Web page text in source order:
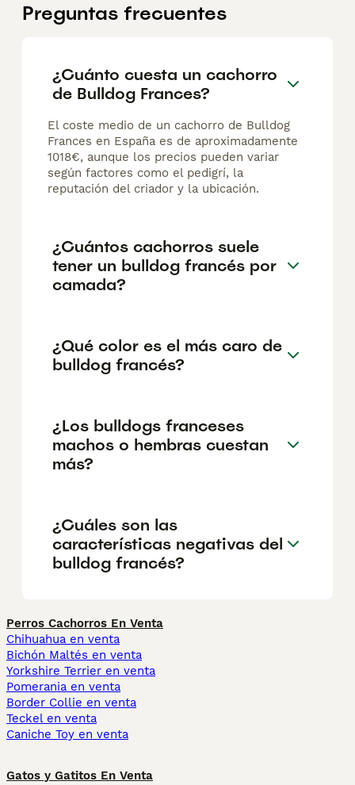
Preguntas frecuentes
¿Cuánto cuesta un cachorro
de Bulldog Frances?
El coste medio de un cachorro de Bulldog
Frances en España es de aproximadamente
1018€, aunque los precios pueden variar
según factores como el pedigrí, la
reputación del criador y la ubicación.
¿Cuántos cachorros suele
tener un bulldog francés por
camada?
¿Qué color es el más caro de
bulldog francés?
¿Los bulldogs franceses
machos o hembras cuestan
más?
¿Cuáles son las
características negativas del
bulldog francés?
Perros Cachorros En Venta
Chihuahua en venta
Bichón Maltés en venta
Yorkshire Terrier en venta
Pomerania en venta
Border Collie en venta
Teckel en venta
Caniche Toy en venta
Gatos y Gatitos En Venta